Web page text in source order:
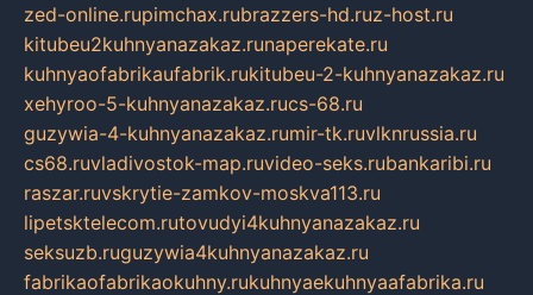
zed-online.rupimchax.rubrazzers-hd.ruz-host.ru
kitubeu2kuhnyanazakaz.runaperekate.ru
kuhnyaofabrikaufabrik.rukitubeu-2-kuhnyanazakaz.ru
xehyroo-5-kuhnyanazakaz.rucs-68.ru
guzywia-4-kuhnyanazakaz.rumir-tk.ruvlknrussia.ru
cs68.ruvladivostok-map.ruvideo-seks.rubankaribi.ru
raszar.ruvskrytie-zamkov-moskva113.ru
lipetsktelecom.rutovudyi4kuhnyanazakaz.ru
seksuzb.ruguzywia4kuhnyanazakaz.ru
fabrikaofabrikaokuhny.rukuhnyaekuhnyaafabrika.ru